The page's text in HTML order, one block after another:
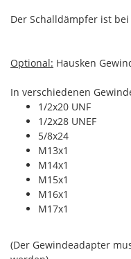
Der Schalldämpfer ist
Optional: Hausken
In verschiedenen
1/2x20 UNF
1/2x28 UNEF
5/8x24
M13x1
M14x1
M15x1
M16x1
M17x1
(Der Gewindeadapter